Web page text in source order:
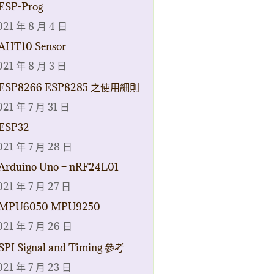
Prog
年 8 月 4 日
Sensor
年 8 月 3 日
ESP8285 之使用細則
年 7 月 31 日
年 7 月 28 日
Uno + nRF24L01
年 7 月 27 日
MPU9250
年 7 月 26 日
Signal and Timing 參考
年 7 月 23 日